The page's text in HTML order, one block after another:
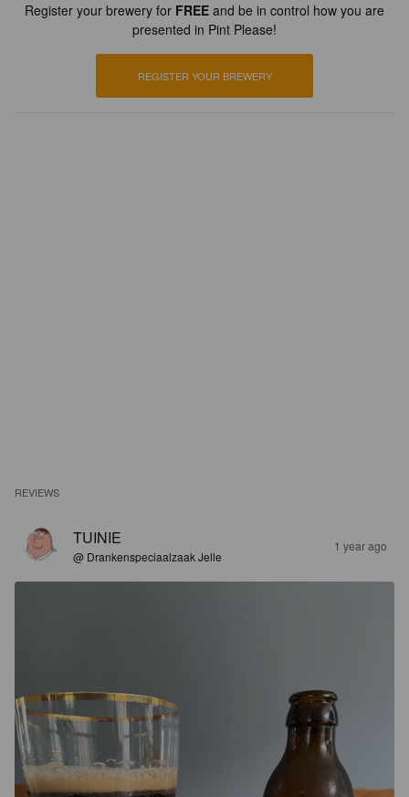
Register your brewery for FREE and be in control how you are
presented in Pint Please!
REGISTER YOUR BREWERY
REVIEWS
TUINIE
@ Drankenspeciaalzaak Jelle
1 year ago